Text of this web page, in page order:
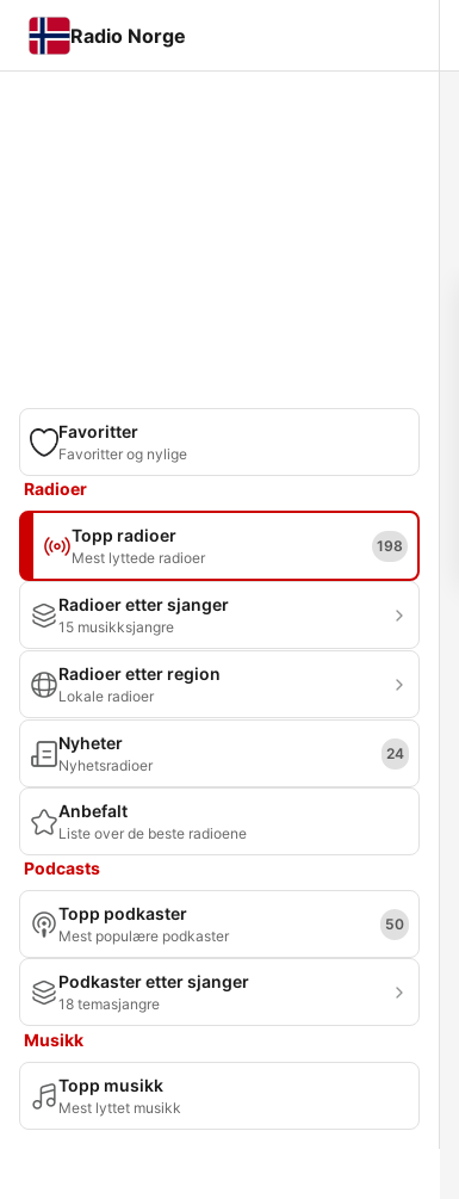
Radio Norge
Favoritter
Favoritter og nylige
Radioer
Topp radioer
Mest lyttede radioer
198
Radioer etter sjanger
15 musikksjangre
Radioer etter region
Lokale radioer
Nyheter
Nyhetsradioer
24
Anbefalt
Liste over de beste radioene
Podcasts
Topp podkaster
Mest populære podkaster
50
Podkaster etter sjanger
18 temasjangre
Musikk
Topp musikk
Mest lyttet musikk